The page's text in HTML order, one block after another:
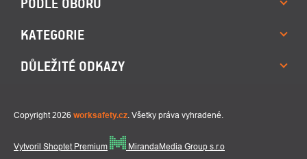
KATEGORIE
DŮLEŽITÉ ODKAZY
Vytvoril Shoptet Premium MirandaMedia Group s.r.o
Copyright 2026 worksafety.cz . Všetky práva vyhradené.